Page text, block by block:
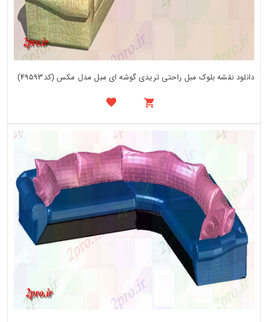
دانلود نقشه بلوک مبل راحتی تریدی گوشه ای مبل مدل مکس (کد49593)